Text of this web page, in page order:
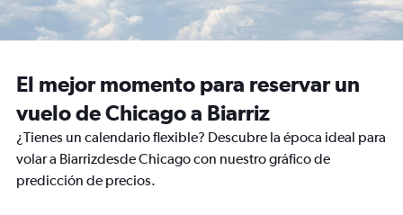
El mejor momento para reservar un
vuelo de Chicago a Biarriz
¿Tienes un calendario flexible? Descubre la época ideal para
volar a Biarrizdesde Chicago con nuestro gráfico de
predicción de precios.